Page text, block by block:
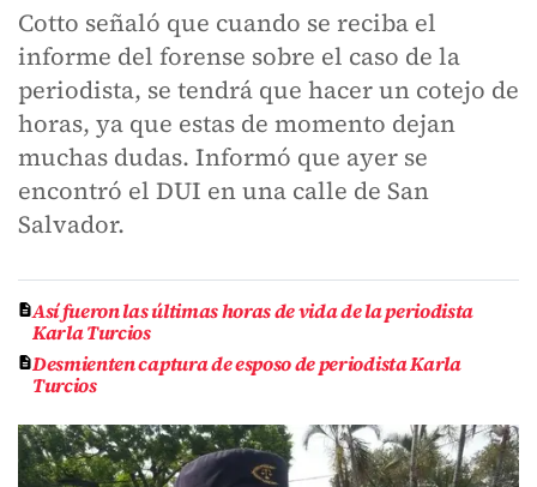
Cotto señaló que cuando se reciba el
informe del forense sobre el caso de la
periodista, se tendrá que hacer un cotejo de
horas, ya que estas de momento dejan
muchas dudas. Informó que ayer se
encontró el DUI en una calle de San
Salvador.
Así fueron las últimas horas de vida de la periodista
Karla Turcios
Desmienten captura de esposo de periodista Karla
Turcios